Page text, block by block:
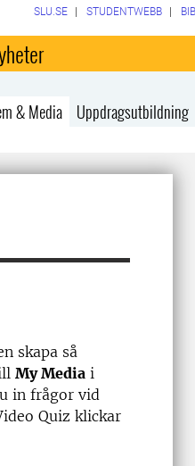
SLU.SE STUDENTWEBB
& Media Uppdragsutbildning
skapa så
My Media i
in frågor vid
Quiz klickar